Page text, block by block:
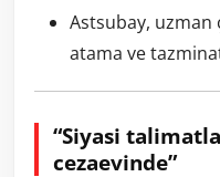
Astsubay, uzman
atama ve
“Siyasi
cezaevinde”